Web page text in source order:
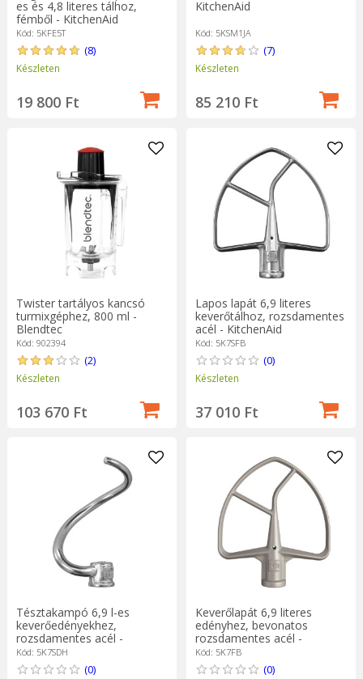
es és 4,8 literes tálhoz,
fémből - KitchenAid
Kód: 5KFE5T
(8)
Készleten
19 800 Ft
KitchenAid
Kód: 5KSM1JA
(7)
Készleten
85 210 Ft
Twister tartályos kancsó
turmixgéphez, 800 ml -
Blendtec
Kód: 902394
(2)
Készleten
103 670 Ft
Lapos lapát 6,9 literes
keverőtálhoz, rozsdamentes
acél - KitchenAid
Kód: 5K7SFB
(0)
Készleten
37 010 Ft
Tésztakampó 6,9 l-es
keverőedényekhez,
rozsdamentes acél -
KitchenAid
Kód: 5K7SDH
(0)
Keverőlapát 6,9 literes
edényhez, bevonatos
rozsdamentes acél -
KitchenAid márka
Kód: 5K7FB
(0)